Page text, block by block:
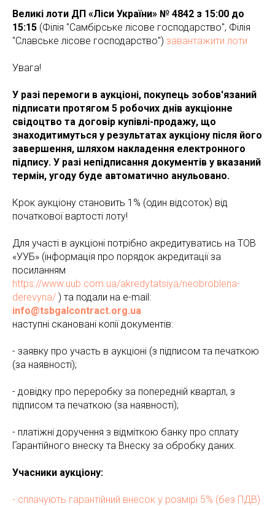
Великі лоти ДП «Ліси України» № 4842 з 15:00 до
15:15 (Філія "Самбірське лісове господарство", Філія
"Славське лісове господарство") завантажити лоти
Увага!
У разі перемоги в аукціоні, покупець зобов'язаний
підписати протягом 5 робочих днів аукціонне
свідоцтво та договір купівлі-продажу, що
знаходитимуться у результатах аукціону після його
завершення, шляхом накладення електронного
підпису. У разі непідписання документів у вказаний
термін, угоду буде автоматично анульовано.
Крок аукціону становить 1% (один відсоток) від
початкової вартості лоту!
Для участі в аукціоні потрібно акредитуватись на ТОВ
«УУБ» (інформація про порядок акредитації за
посиланням
https://www.uub.com.ua/akredytatsiya/neobroblena-
derevyna/ ) та подали на e-mail:
info@tsbgalcontract.org.ua
наступні скановані копії документів:
- заявку про участь в аукціоні (з підписом та печаткою
(за наявності);
- довідку про переробку за попередній квартал, з
підписом та печаткою (за наявності);
- платіжні доручення з відміткою банку про сплату
Гарантійного внеску та Внеску за обробку даних.
Учасники аукціону:
- сплачують гарантійний внесок у розмірі 5% (без ПДВ)